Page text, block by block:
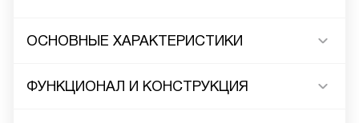
ОСНОВНЫЕ ХАРАКТЕРИСТИКИ
ФУНКЦИОНАЛ И КОНСТРУКЦИЯ